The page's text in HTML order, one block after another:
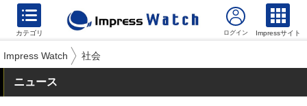
カテゴリ Impressサイト
Impress Watch 社会
ニュース